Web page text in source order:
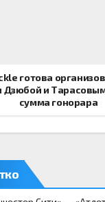
готова
Дзюбой и
сумма гонорара